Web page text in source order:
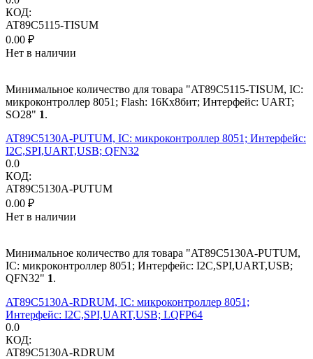
КОД:
AT89C5115-TISUM
0.00 ₽
Нет в наличии
Минимальное количество для товара "AT89C5115-TISUM, IC:
микроконтроллер 8051; Flash: 16Кx8бит; Интерфейс: UART;
SO28" 1.
AT89C5130A-PUTUM, IC: микроконтроллер 8051; Интерфейс:
I2C,SPI,UART,USB; QFN32
0.0
КОД:
AT89C5130A-PUTUM
0.00 ₽
Нет в наличии
Минимальное количество для товара "AT89C5130A-PUTUM,
IC: микроконтроллер 8051; Интерфейс: I2C,SPI,UART,USB;
QFN32" 1.
AT89C5130A-RDRUM, IC: микроконтроллер 8051;
Интерфейс: I2C,SPI,UART,USB; LQFP64
0.0
КОД:
AT89C5130A-RDRUM